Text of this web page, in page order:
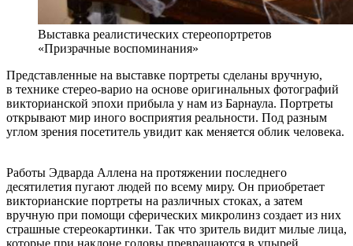
Выставка реалистических стереопортретов
«Призрачные воспоминания»
Представленные на выставке портреты сделаны вручную,
в технике стерео-варио на основе оригинальных фотографий
викторианской эпохи прибыла у нам из Барнаула. Портреты
открывают мир иного восприятия реальности. Под разным
углом зрения посетитель увидит как меняется облик человека.
Работы Эдварда Аллена на протяжении последнего
десятилетия пугают людей по всему миру. Он приобретает
викторианские портреты на различных стоках, а затем
вручную при помощи сферических микролинз создает из них
страшные стереокартинки. Так что зритель видит милые лица,
которые при наклоне головы превращаются в упырей